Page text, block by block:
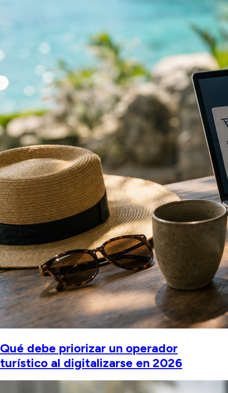
Qué debe priorizar un operador
turístico al digitalizarse en 2026